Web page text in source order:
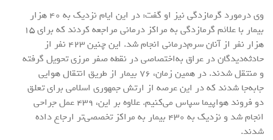
وی درمورد گرمازدگی نیز او گفت: در این ایام نزدیک به ۴۰ هزار
بیمار با علائم گرمازدگی به مراکز درمانی مراجعه کردند که برای ۱۵
هزار نفر از آنان سرم‌درمانی انجام شد. این چنین ۴۲۳ نفر از
حادثه‌دیدگان در عراق به‌اختصاصی در نقطه صفر مرزی تحویل گرفته
و منتقل شدند. در همین زمان، ۷۶ بیمار از طریق انتقال هوایی
جابه‌جا شدند که در این عرصه از ارتش جمهوری اسلامی برای تعلق
دو فروند هواپیما سپاس می‌کنیم. علاوه بر این، ۴۳۹ عمل جراحی
انجام شد و نزدیک به ۴۳۰ بیمار به مراکز تخصصی‌تر ارجاع داده
شدند.